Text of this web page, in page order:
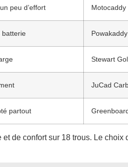
peu d’effort
batterie
Stewart
JuCad
partout
de confort sur 18 trous. Le choix